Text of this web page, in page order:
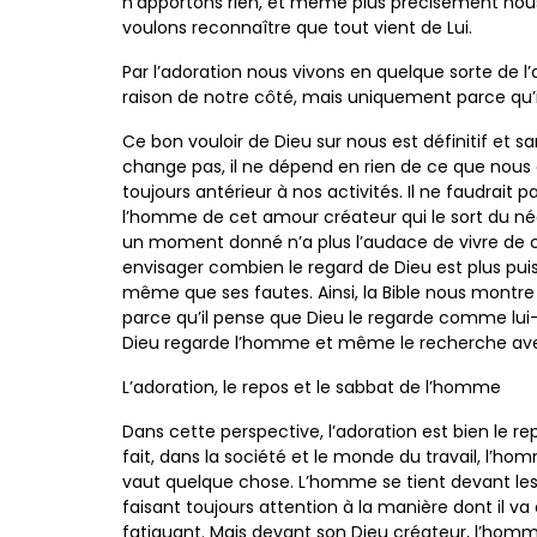
voulons reconnaître que tout vient de Lui.
Par l’adoration nous vivons en quelque sorte de
raison de notre côté, mais uniquement parce
Ce bon vouloir de Dieu sur nous est définitif et
change pas, il ne dépend en rien de ce que
toujours antérieur à nos activités. Il ne faudrait
l’homme de cet amour créateur qui le sort du
un moment donné n’a plus l’audace de vivre
envisager combien le regard de Dieu est plus
même que ses fautes. Ainsi, la Bible nous
parce qu’il pense que Dieu le regarde comme
Dieu regarde l’homme et même le recherche
L’adoration, le repos et le sabbat de l’homme
Dans cette perspective, l’adoration est bien le
fait, dans la société et le monde du travail,
vaut quelque chose. L’homme se tient devant
faisant toujours attention à la manière dont il va
fatiguant. Mais devant son Dieu créateur,